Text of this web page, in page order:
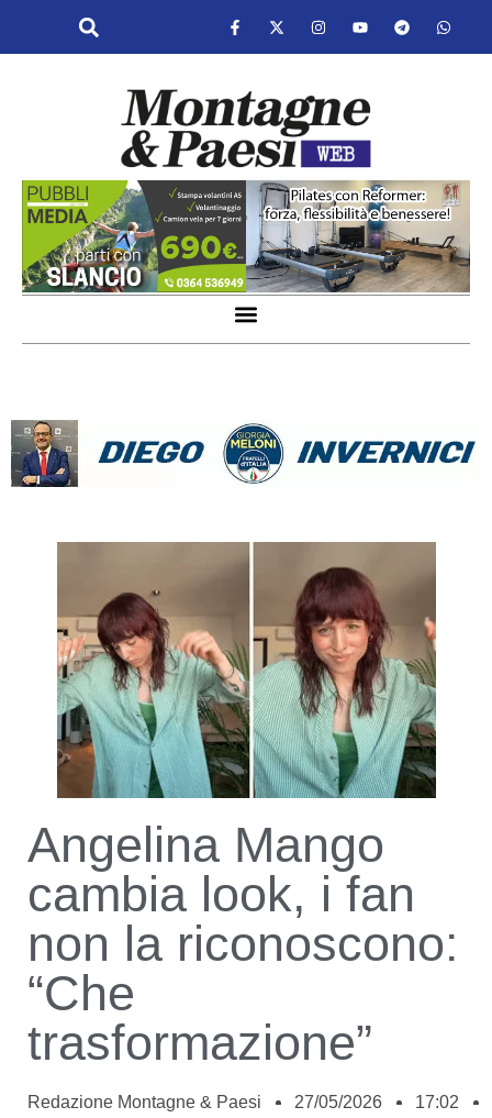
Angelina Mango
cambia look, i fan
non la riconoscono:
“Che
trasformazione”
Redazione Montagne & Paesi 27/05/2026
17:02